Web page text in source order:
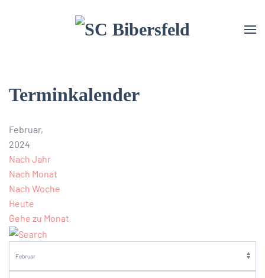
Terminkalender
Februar,
2024
Nach Jahr
Nach Monat
Nach Woche
Heute
Gehe zu Monat